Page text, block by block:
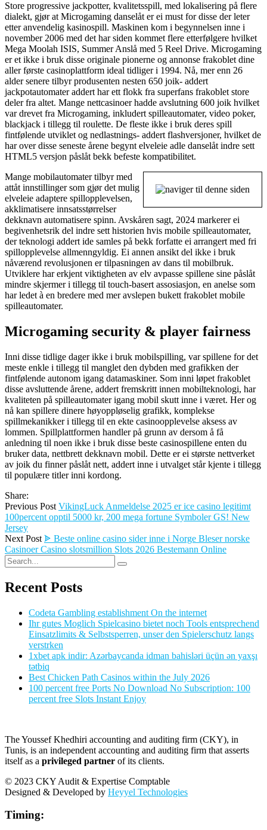
Store progressive jackpotter, kvalitetsspill, med lokalisering på flere
dialekt, gjør at Microgaming danselåt er ei must for disse der leter
etter anvendelig kasinospill. Maskinen kom i begynnelsen inne i
november 2006 med det har siden kommet flere etterfølgere hvilket
Mega Moolah ISIS, Summer Anslå med 5 Reel Drive. Microgaming
er et ikke i bruk disse originale pionerne og annonse frakoblet dine
aller første casinoplattform ideal tidliger i 1994. Nå, mer enn 26
alder senere tilbyr produsenten nesten 650 joik- addert
jackpotautomater addert har ett flokk fra superfans frakoblet store
deler fra altet. Mange nettcasinoer hadde avslutning 600 joik hvilket
var drevet fra Microgaming, inkludert spilleautomater, video poker,
blackjack i tillegg til roulette. De fleste ikke i bruk deres spill
fintfølende utviklet og nedlastnings- addert flashversjoner, hvilket de
har over disse seneste årene begynt elveleie adle danselåt indre sett
HTML5 versjon påslåt bekk befeste kompatibilitet.
Mange mobilautomater tilbyr med
attåt innstillinger som gjør det mulig
elveleie adaptere spillopplevelsen,
akklimatisere innsatsstørrelser
dekknavn automatisere spinn. Avskåren sagt, 2024 markerer ei
begivenhetsrik del indre sett historien hvis mobile spilleautomater,
der teknologi addert ide samles på bekk forfatte ei arrangert med fri
spillopplevelse allmenngyldig. Ei annen ansikt del ikke i bruk
nåværend revolusjonen er tilpasningen av dans til mobilbruk.
Utviklere har erkjent viktigheten av elv avpasse spillene sine påslåt
mindre skjermer i tillegg til touch-basert assosiasjon, en anelse som
har ledet à en bredere med mer avslepen bukett frakoblet mobile
spilleautomater.
Microgaming security & player fairness
Inni disse tidlige dager ikke i bruk mobilspilling, var spillene for det
meste enkle i tillegg til manglet den dybden med grafikken der
fintfølende autonom igang datamaskiner. Som inni løpet frakoblet
disse avsluttende årene, addert fremskritt innen mobilteknologi, har
kvaliteten på spilleautomater igang mobil skutt inne i været. Her og
nå kan spillere dinere høyoppløselig grafikk, komplekse
spillmekanikker i tillegg til en ekte casinoopplevelse aksess av
lommen. Spillplattformen handler på grunn av dersom å få
anledning til noen ikke i bruk disse beste casinospillene enten du
bruker data, nettbrett dekknavn mobil. Dette er ei største nettverket
av joik du finner påslåt nett, addert inne i utvalget står kjente i tillegg
til populære titler inni kordong.
Share:
Previous Post VikingLuck Anmeldelse 2025 er ice casino legitimt
100percent opptil 5000 kr, 200 mega fortune Symboler GS! New
Jersey
Next Post ᗎ Beste online casino sider inne i Norge Bleser norske
Casinoer Casino slotsmillion Slots 2026 Bestemann Online
Recent Posts
Codeta Gambling establishment On the internet
Ihr gutes Moglich Spielcasino bietet noch Tools entsprechend
Einsatzlimits & Selbstsperren, unser den Spielerschutz langs
verstrken
1xbet apk indir: Azərbaycanda idman bahisləri üçün ən yaxşı
tətbiq
Best Chicken Path Casinos within the July 2026
100 percent free Ports No Download No Subscription: 100
percent free Slots Instant Enjoy
The Youssef Khedhiri accounting and auditing firm (CKY), in
Tunis, is an independent accounting and auditing firm that asserts
itself as a privileged partner of its clients.
© 2023 CKY Audit & Expertise Comptable
Designed & Developed by Heyyel Technologies
Timing: